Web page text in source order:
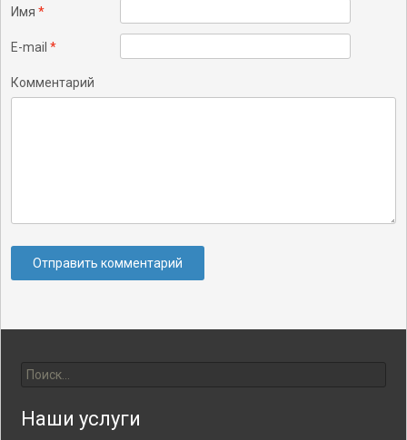
Имя*
E-mail*
Комментарий
Наши услуги